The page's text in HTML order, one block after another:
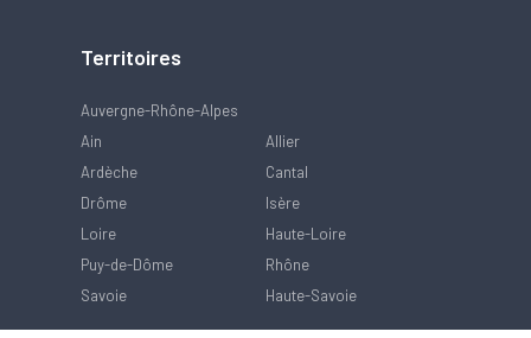
Territoires
Auvergne-Rhône-Alpes
Ain
Allier
Ardèche
Cantal
Drôme
Isère
Loire
Haute-Loire
Puy-de-Dôme
Rhône
Savoie
Haute-Savoie